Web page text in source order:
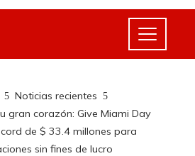
Noticias recientes
gran corazón: Give Miami Day
de $ 33.4 millones para
sin fines de lucro